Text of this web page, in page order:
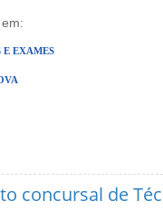
E EXAMES
concursal de